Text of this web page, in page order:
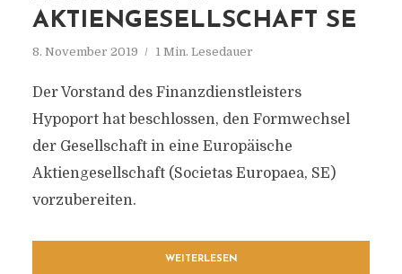
AKTIENGESELLSCHAFT SE
8. November 2019 1 Min. Lesedauer
Der Vorstand des Finanzdienstleisters
Hypoport hat beschlossen, den Formwechsel
der Gesellschaft in eine Europäische
Aktiengesellschaft (Societas Europaea, SE)
vorzubereiten.
WEITERLESEN